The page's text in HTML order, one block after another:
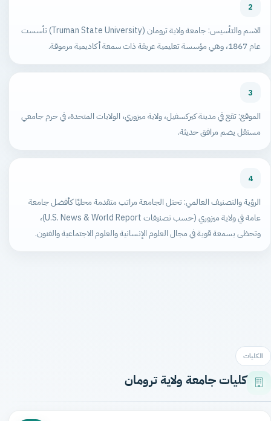
2
الاسم والتأسيس: جامعة ولاية ترومان (Truman State University) تأسست
عام 1867، وهي مؤسسة تعليمية عريقة ذات سمعة أكاديمية مرموقة.
3
الموقع: تقع في مدينة كيركسفيل، ولاية ميزوري، الولايات المتحدة، في حرم جامعي
مستقل يضم مرافق حديثة.
4
الرؤية والتصنيف العالمي: تحتل الجامعة مراتب متقدمة محليًا كأفضل جامعة
عامة في ولاية ميزوري (حسب تصنيفات U.S. News & World Report)،
وتحظى بسمعة قوية في مجال العلوم الإنسانية والعلوم الاجتماعية والفنون.
الكليات
كليات جامعة ولاية ترومان